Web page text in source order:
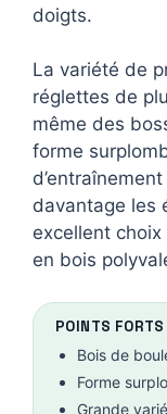
doigts.
La variété de
réglettes de
même des
forme
davantage les
excellent
en bois
POINTS FORTS
Bois de
Forme
Grande